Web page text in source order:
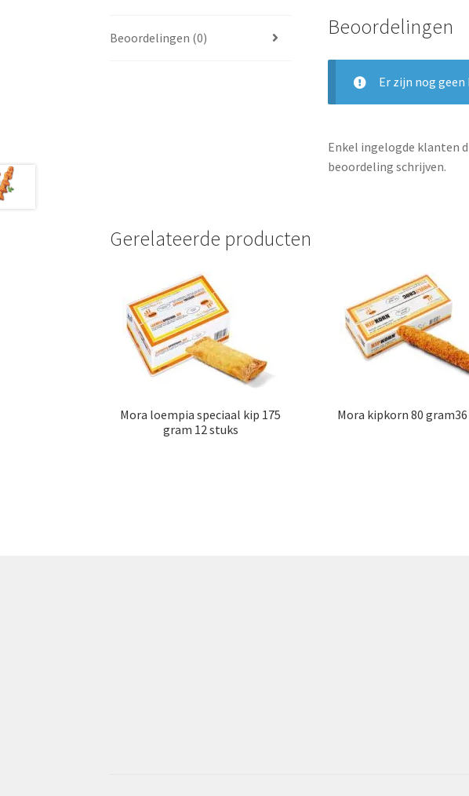
Beoordelingen (0) Beoordelingen
Er zijn nog
Enkel ingelogde klanten
beoordeling schrijven.
Gerelateerde producten
Mora loempia speciaal kip 175
gram 12 stuks
Mora kipkorn 80